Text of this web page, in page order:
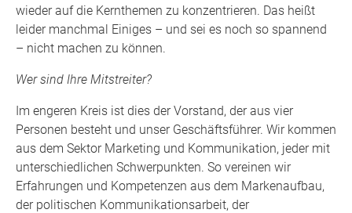
wieder auf die Kernthemen zu konzentrieren. Das heißt
leider manchmal Einiges – und sei es noch so spannend
– nicht machen zu können.
Wer sind Ihre Mitstreiter?
Im engeren Kreis ist dies der Vorstand, der aus vier
Personen besteht und unser Geschäftsführer. Wir kommen
aus dem Sektor Marketing und Kommunikation, jeder mit
unterschiedlichen Schwerpunkten. So vereinen wir
Erfahrungen und Kompetenzen aus dem Markenaufbau,
der politischen Kommunikationsarbeit, der